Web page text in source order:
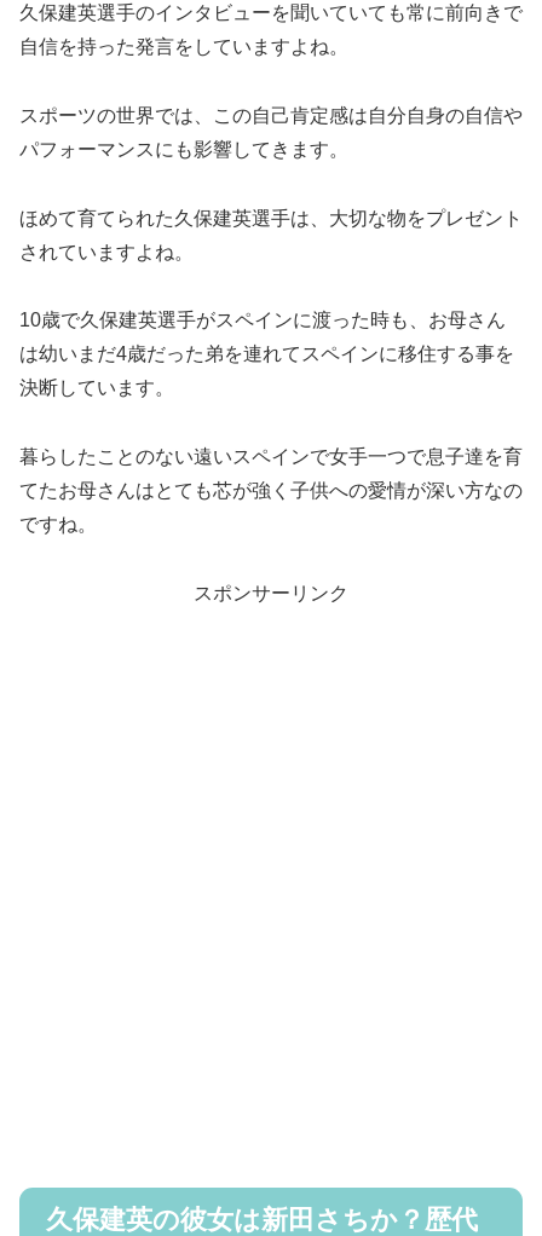
久保建英選手のインタビューを聞いていても常に前向きで
自信を持った発言をしていますよね。
スポーツの世界では、この自己肯定感は自分自身の自信や
パフォーマンスにも影響してきます。
ほめて育てられた久保建英選手は、大切な物をプレゼント
されていますよね。
10歳で久保建英選手がスペインに渡った時も、お母さん
は幼いまだ4歳だった弟を連れてスペインに移住する事を
決断しています。
暮らしたことのない遠いスペインで女手一つで息子達を育
てたお母さんはとても芯が強く子供への愛情が深い方なの
ですね。
スポンサーリンク
久保建英の彼女は新田さちか？歴代